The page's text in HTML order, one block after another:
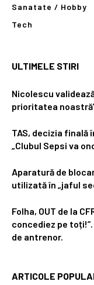
Sanatate / Hobby
Tech
ULTIMELE STIRI
Nicolescu
prioritatea
TAS, decizia finală
„Clubul Sepsi va
Aparatură de
utilizată în „jaful
Folha, OUT de la
concediez pe
de antrenor.
ARTICOLE